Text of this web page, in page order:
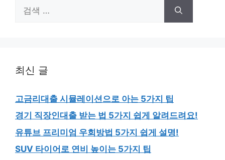
색:
최신 글
고금리대출 시뮬레이션으로 아는 5가지 팁
경기 직장인대출 받는 법 5가지 쉽게 알려드려요!
유튜브 프리미엄 우회방법 5가지 쉽게 설명!
SUV 타이어로 연비 높이는 5가지 팁